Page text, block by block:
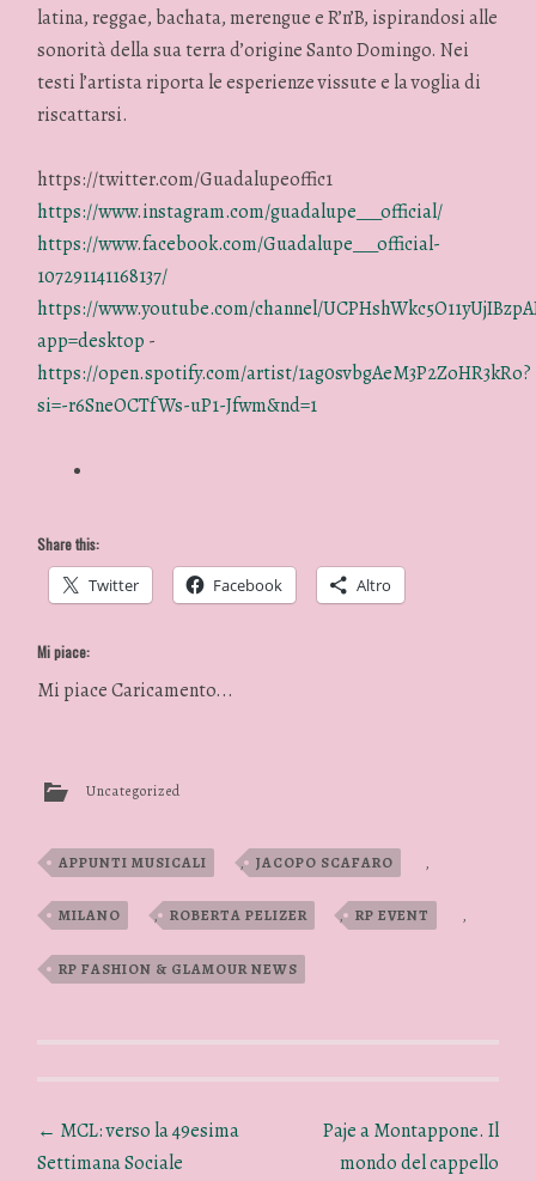
latina, reggae, bachata, merengue e R’n’B, ispirandosi alle
sonorità della sua terra d’origine Santo Domingo. Nei
testi l’artista riporta le esperienze vissute e la voglia di
riscattarsi.
https://twitter.com/Guadalupeoffic1
https://www.instagram.com/guadalupe___official/
https://www.facebook.com/Guadalupe___official-
107291141168137/
https://www.youtube.com/channel/
app=desktop -
https://open.spotify.com/artist/1ag0svbgAeM3P2ZoHR3kRo?
si=-r6SneOCTfWs-uP1-Jfwm&nd=1
Share this:
Twitter Facebook Altro
Mi piace:
Mi piaceCaricamento...
Uncategorized
APPUNTI MUSICALI , JACOPO SCAFARO ,
MILANO , ROBERTA PELIZER , RP EVENT ,
RP FASHION & GLAMOUR NEWS
← MCL: verso la 49esima
Settimana Sociale
Paje a Montappone. Il
mondo del cappello